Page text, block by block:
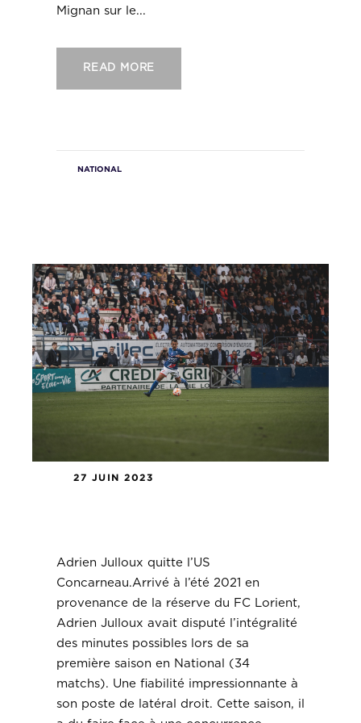
Mignan sur le...
READ MORE
NATIONAL
27 JUIN 2023
Adrien Julloux quitte l’US
Concarneau.Arrivé à l’été 2021 en
provenance de la réserve du FC Lorient,
Adrien Julloux avait disputé l’intégralité
des minutes possibles lors de sa
première saison en National (34
matchs). Une fiabilité impressionnante à
son poste de latéral droit. Cette saison, il